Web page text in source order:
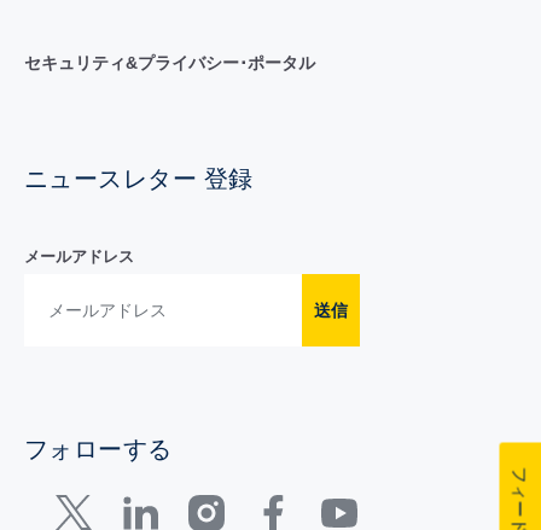
セキュリティ&プライバシー･ポータル
ニュースレター 登録
メールアドレス
送信
フォローする